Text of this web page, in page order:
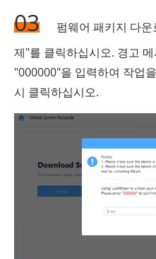
03
펌웨어 패키지 다
제"를 클릭하십시오. 경고
"000000"을 입력하여 작업
시 클릭하십시오.